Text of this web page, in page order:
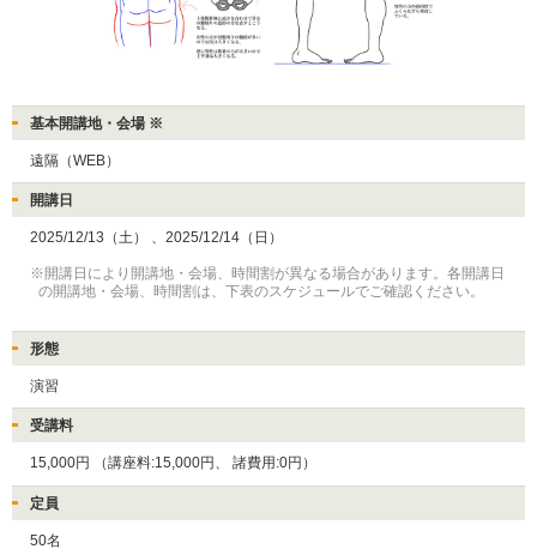
基本開講地・会場 ※
遠隔（WEB）
開講日
2025/12/13（土） 、2025/12/14（日）
※開講日により開講地・会場、時間割が異なる場合があります。各開講日
の開講地・会場、時間割は、下表のスケジュールでご確認ください。
形態
演習
受講料
15,000円 （講座料:15,000円、 諸費用:0円）
定員
50名